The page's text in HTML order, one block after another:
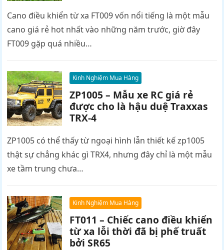
Cano điều khiển từ xa FT009 vốn nổi tiếng là một mẫu
cano giá rẻ hot nhất vào những năm trước, giờ đây
FT009 gặp quá nhiều…
Kinh Nghiệm Mua Hàng
ZP1005 – Mẫu xe RC giá rẻ
được cho là hậu duệ Traxxas
TRX-4
ZP1005 có thể thấy từ ngoại hình lẫn thiết kế zp1005
thật sự chẳng khác gì TRX4, nhưng đây chỉ là một mẫu
xe tầm trung chưa…
Kinh Nghiệm Mua Hàng
FT011 – Chiếc cano điều khiển
từ xa lỗi thời đã bị phế truất
bởi SR65